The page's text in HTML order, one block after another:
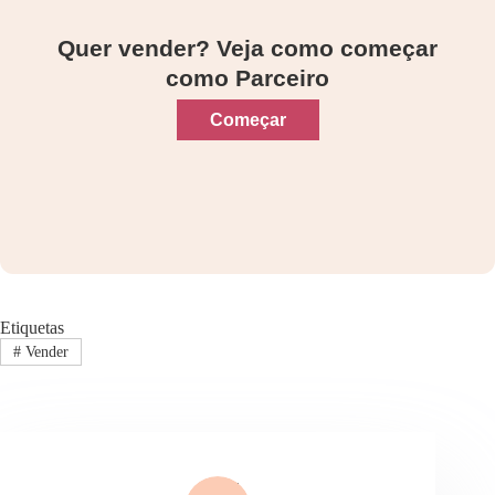
Quer vender? Veja como começar
como Parceiro
Começar
Etiquetas
#Vender